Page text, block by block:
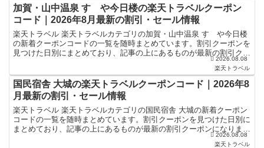
加賀・山中温泉 すゞや今日楼の楽天トラベルクーポン
コード｜2026年8月最新の割引・セール情報
楽天トラベル 楽天トラベルカテゴリの加賀・山中温泉 すゞや今日楼
の新着クーポンコードの一覧を随時まとめています。割引クーポンを
見つけた日別にまとめており、記事の上にあるものが最新の割引クー
ポンになります。ホテル・旅館宿泊の予約などで使えるク...2026.08.08
楽天トラベル
国民宿舎 大城の楽天トラベルクーポンコード｜2026年8
月最新の割引・セール情報
楽天トラベル 楽天トラベルカテゴリの国民宿舎 大城の新着クーポン
コードの一覧を随時まとめています。割引クーポンを見つけた日別に
まとめており、記事の上にあるものが最新の割引クーポンになりま
す。ホテル・旅館宿泊の予約などで使えるクーポンやセール...2026.08.08
楽天トラベル